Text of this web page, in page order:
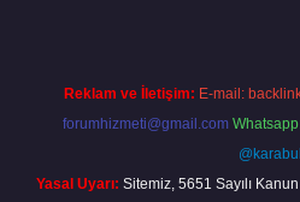
Reklam ve İletişim: E-mail:
forumhizmeti@gmail.com
@karabul
Yasal Uyarı: Sitemiz, 5651 Sayılı